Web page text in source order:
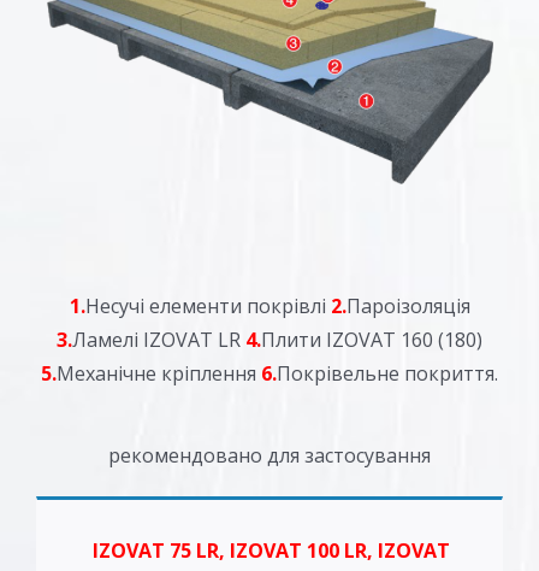
1.Несучі елементи покрівлі 2.Пароізоляція
3.Ламелі IZOVAT LR 4.Плити IZOVAT 160 (180)
5.Механічне кріплення 6.Покрівельне покриття.
рекомендовано для застосування
IZOVAT 75 LR, IZOVAT 100 LR, IZOVAT